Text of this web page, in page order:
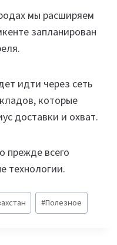
мы расширяем
запланирован
идти через сеть
которые
доставки и охват.
прежде всего
технологии.
#Полезное